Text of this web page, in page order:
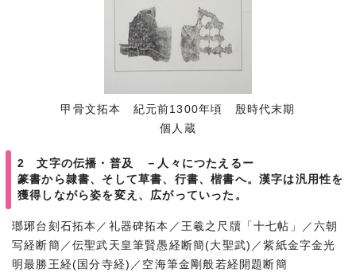
甲骨文拓本 紀元前1300年頃 殷時代末期
個人蔵
2 文字の伝播・普及 －人々につたえるー
篆書から隷書、そして草書、行書、楷書へ。漢字は汎用性を
獲得しながら姿を変え、広がっていった。
瑯琊台刻石拓本／礼器碑拓本／王羲之尺牘「十七帖」／六朝
写経断簡／伝聖武天皇筆賢愚経断簡(大聖武)／紫紙金字金光
明最勝王経(国分寺経)／空海筆金剛般若経開題断簡